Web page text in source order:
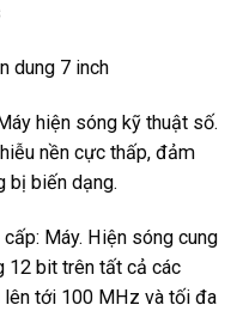
dung 7 inch
hiện sóng kỹ thuật số.
nền cực thấp, đảm
bị biến dạng.
Máy. Hiện sóng cung
12 bit trên tất cả các
lên tới 100 MHz và tối đa